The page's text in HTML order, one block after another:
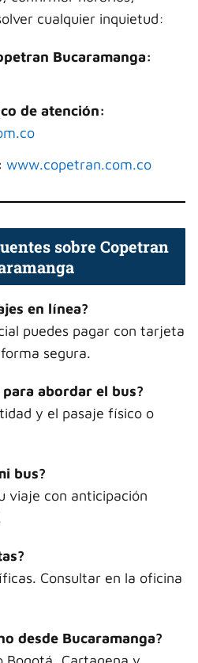
cualquier inquietud:
Bucaramanga:
de atención:
www.copetran.com.co
sobre Copetran
en línea?
puedes pagar con tarjeta
segura.
abordar el bus?
y el pasaje físico o
bus?
viaje con anticipación
Consultar en la oficina
desde Bucaramanga?